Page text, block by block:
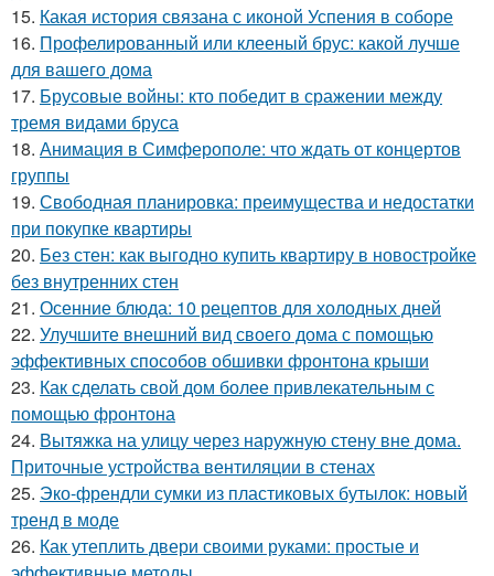
15. Какая история связана с иконой Успения в соборе
16. Профелированный или клееный брус: какой лучше
для вашего дома
17. Брусовые войны: кто победит в сражении между
тремя видами бруса
18. Анимация в Симферополе: что ждать от концертов
группы
19. Свободная планировка: преимущества и недостатки
при покупке квартиры
20. Без стен: как выгодно купить квартиру в новостройке
без внутренних стен
21. Осенние блюда: 10 рецептов для холодных дней
22. Улучшите внешний вид своего дома с помощью
эффективных способов обшивки фронтона крыши
23. Как сделать свой дом более привлекательным с
помощью фронтона
24. Вытяжка на улицу через наружную стену вне дома.
Приточные устройства вентиляции в стенах
25. Эко-френдли сумки из пластиковых бутылок: новый
тренд в моде
26. Как утеплить двери своими руками: простые и